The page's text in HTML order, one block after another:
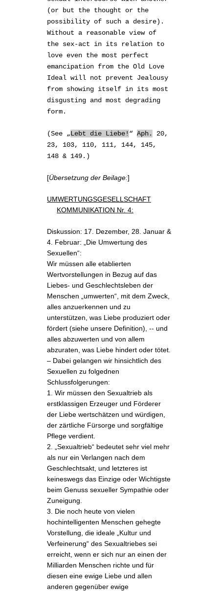
(or but the thought or the
possibility of such a desire).
Without a reasonable view of
the sex-act in its relation to
love even the most perfect
emancipation from the Old Love
Ideal will not prevent Jealousy
from showing itself in its most
disgusting and most degrading
form.
(See „Lebt die Liebe! “Aph.
20,
23, 103, 110, 111, 144, 145,
148 & 149.)
[Übersetzung der Beilage:]
UMWERTUNGSGESELLSCHAFT
KOMMUNIKATION Nr. 4:
Diskussion: 17. Dezember, 28. Januar &
4. Februar: „Die Umwertung des
Sexuellen“:
Wir müssen alle etablierten
Wertvorstellungen in Bezug auf das
Liebes- und Geschlechtsleben der
Menschen „umwerten“, mit dem Zweck,
alles anzuerkennen und zu
unterstützen, was Liebe produziert oder
fördert (siehe unsere Definition), -- und
alles abzuwerten und von allem
abzuraten, was Liebe hindert oder tötet.
– Dabei gelangen wir hinsichtlich des
Sexuellen zu folgednen
Schlussfolgerungen:
1. Wir müssen den Sexualtrieb als
erstklassigen Erzeuger und Förderer
der Liebe wertschätzen und würdigen,
der zärtliche Fürsorge und sorgfältige
Pflege verdient.
2. „Sexualtrieb“ bedeutet sehr viel mehr
als nur ein Verlangen nach dem
Geschlechtsakt, und letzteres ist
keineswegs das Einzige oder Wichtigste
beim Genuss sexueller Sympathie oder
Zuneigung.
3. Die noch heute von vielen
hochintelligenten Menschen gehegte
Vorstellung, die ideale „Kultur und
Verfeinerung“ des Sexualtriebes sei
erreicht, wenn er sich nur an einen der
Milliarden Menschen richte und für
diesen eine ewige Liebe und allen
anderen gegenüber ewige